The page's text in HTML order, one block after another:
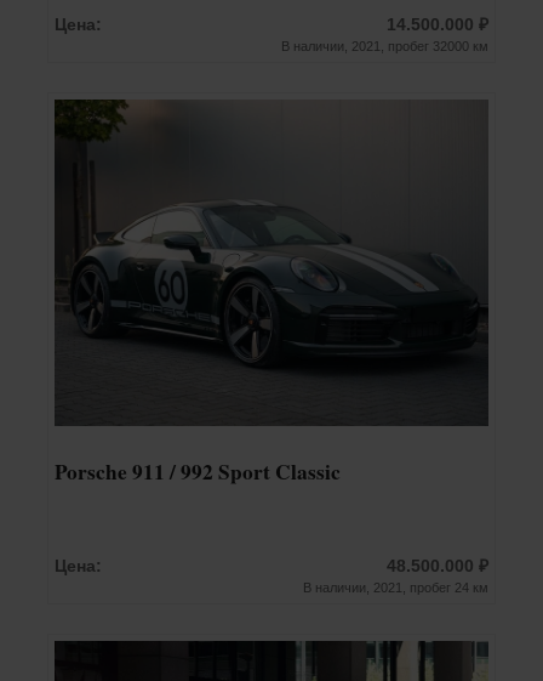
Цена: 14.500.000 ₽
В наличии, 2021, пробег 32000 км
Porsche 911 / 992 Sport Classic
Цена: 48.500.000 ₽
В наличии, 2021, пробег 24 км